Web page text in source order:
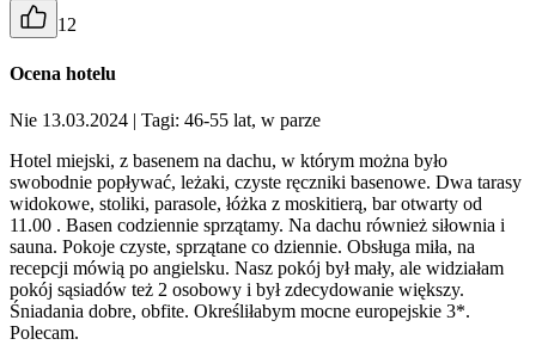
12
Ocena hotelu
Nie 13.03.2024 | Tagi: 46-55 lat, w parze
Hotel miejski, z basenem na dachu, w którym można było
swobodnie popływać, leżaki, czyste ręczniki basenowe. Dwa tarasy
widokowe, stoliki, parasole, łóżka z moskitierą, bar otwarty od
11.00 . Basen codziennie sprzątamy. Na dachu również siłownia i
sauna. Pokoje czyste, sprzątane co dziennie. Obsługa miła, na
recepcji mówią po angielsku. Nasz pokój był mały, ale widziałam
pokój sąsiadów też 2 osobowy i był zdecydowanie większy.
Śniadania dobre, obfite. Określiłabym mocne europejskie 3*.
Polecam.